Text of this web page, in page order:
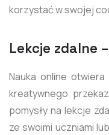
korzystać w swojej
Lekcje zdalne
Nauka online
kreatywnego
pomysły na lekcje
ze swoimi uczniami